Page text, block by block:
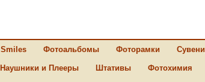
Smiles Фотоальбомы Фоторамки
Наушники и Плееры Штативы Фотохимия